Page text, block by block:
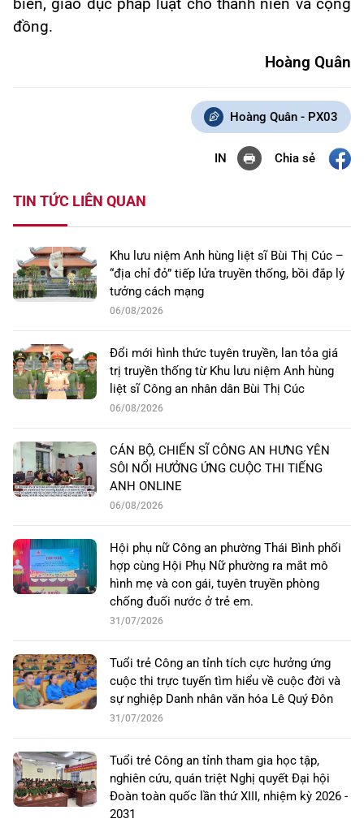
biến, giáo dục pháp luật cho thanh niên và cộng
đồng.
Hoàng Quân
Hoàng Quân - PX03
IN Chia sẻ
TIN TỨC LIÊN QUAN
Khu lưu niệm Anh hùng liệt sĩ Bùi Thị Cúc –
“địa chỉ đỏ” tiếp lửa truyền thống, bồi đắp lý
tưởng cách mạng
06/08/2026
Đổi mới hình thức tuyên truyền, lan tỏa giá
trị truyền thống từ Khu lưu niệm Anh hùng
liệt sĩ Công an nhân dân Bùi Thị Cúc
06/08/2026
CÁN BỘ, CHIẾN SĨ CÔNG AN HƯNG YÊN
SÔI NỔI HƯỞNG ỨNG CUỘC THI TIẾNG
ANH ONLINE
06/08/2026
Hội phụ nữ Công an phường Thái Bình phối
hợp cùng Hội Phụ Nữ phường ra mắt mô
hình mẹ và con gái, tuyên truyền phòng
chống đuối nước ở trẻ em.
31/07/2026
Tuổi trẻ Công an tỉnh tích cực hưởng ứng
cuộc thi trực tuyến tìm hiểu về cuộc đời và
sự nghiệp Danh nhân văn hóa Lê Quý Đôn
31/07/2026
Tuổi trẻ Công an tỉnh tham gia học tập,
nghiên cứu, quán triệt Nghị quyết Đại hội
Đoàn toàn quốc lần thứ XIII, nhiệm kỳ 2026 -
2031